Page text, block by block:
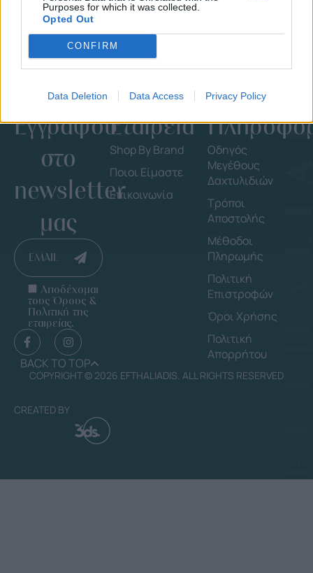
Purposes for which it was collected.
Opted Out
CONFIRM
Data Deletion Data Access Privacy Policy
Εγγράψου
στο
newsletter
μας
EMAIL
Αποδέχομαι
τους Όρους &
Πολιτική της
εταιρείας.
BACK TO TOP
Εταιρεία
Shop By Brand
Ποιοι Είμαστε
Επικοινωνία
Οδηγός
Μεγέθους
Δαχτυλιδιών
Τρόποι
Αποστολής
Μέθοδοι
Πληρωμής
Πολιτική
Επιστροφών
Όροι Χρήσης
Πολιτική
Απορρήτου
COPYRIGHT © 2026 EFTHALIADIS. ALL RIGHTS RESERVED
CREATED BY